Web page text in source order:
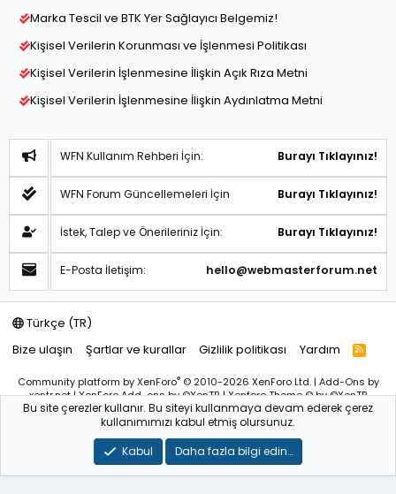
Marka Tescil ve BTK Yer Sağlayıcı Belgemiz!
Kişisel Verilerin Korunması ve İşlenmesi Politikası
Kişisel Verilerin İşlenmesine İlişkin Açık Rıza Metni
Kişisel Verilerin İşlenmesine İlişkin Aydınlatma Metni
WFN Kullanım Rehberi İçin: Burayı Tıklayınız!
WFN Forum Güncellemeleri İçin Burayı Tıklayınız!
İstek, Talep ve Önerileriniz İçin: Burayı Tıklayınız!
E-Posta İletişim: hello@webmasterforum.net
Türkçe (TR)
Bize ulaşın
Şartlar ve kurallar Gizlilik politikası Yardım
R
S
Community platform by XenForo® © 2010-2026 XenForo Ltd.| Add-Ons by
xentr.net |XenForo Add-onsby ©XenTR|Xenforo Theme© by ©XenTR
Sitemiz bünyesindeki içerikleri izinsiz kullananlar hakkında T.C.K
kanun ve yönetmeliklerine göre yasal işlem başlatılacağını
alandan yazılı olarak beyan ederiz!
WebmasterForum.NET – Tüm Hakları Saklıdır © 2025-2026
Bu site çerezler kullanır. Bu siteyi kullanmaya devam ederek çerez
kullanımımızı kabul etmiş olursunuz.
Kabul
Daha fazla bilgi edin…